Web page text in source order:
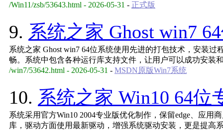
/Win11/zsb/53643.html - 2026-05-31 - 正式版
9. 系统之家 Ghost win7
系统之家 Ghost win7 64位系统使用先进的打包技术，安装
畅。系统中包含各种运行库支持文件，让用户可以成功安装
/win7/53642.html - 2026-05-31 - MSDN原版Win7系统
10. 系统之家 Win10 64位
系统采用官方Win10 2004专业版优化制作，保留edge、应用
库，驱动方面使用最新驱动，增强系统驱动安装，更是提高